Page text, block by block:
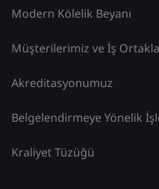
Modern Kölelik Beyanı
Müşterilerimiz ve İş
Akreditasyonumuz
Belgelendirmeye Yönelik
Kraliyet Tüzüğü